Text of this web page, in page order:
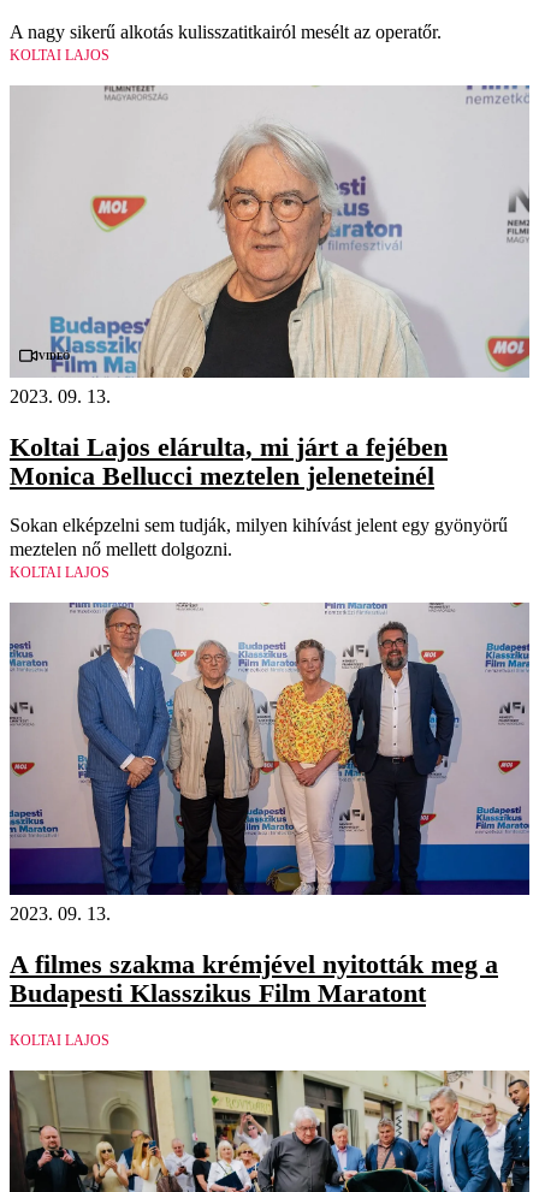
A nagy sikerű alkotás kulisszatitkairól mesélt az operatőr.
KOLTAI LAJOS
Videó
2023. 09. 13.
Koltai Lajos elárulta, mi járt a fejében
Monica Bellucci meztelen jeleneteinél
Sokan elképzelni sem tudják, milyen kihívást jelent egy gyönyörű
meztelen nő mellett dolgozni.
KOLTAI LAJOS
2023. 09. 13.
A filmes szakma krémjével nyitották meg a
Budapesti Klasszikus Film Maratont
KOLTAI LAJOS